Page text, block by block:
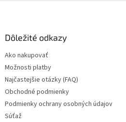
Dôležité odkazy
Ako nakupovať
Možnosti platby
Najčastejšie otázky (FAQ)
Obchodné podmienky
Podmienky ochrany osobných údajov
Súťaž